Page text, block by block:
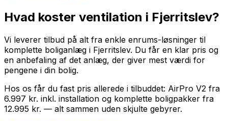
Hvad koster ventilation i Fjerritslev?
Vi leverer tilbud på alt fra enkle enrums-løsninger til
komplette boliganlæg i Fjerritslev. Du får en klar pris og
en anbefaling af det anlæg, der giver mest værdi for
pengene i din bolig.
Hos os får du fast pris allerede i tilbuddet: AirPro V2 fra
6.997 kr. inkl. installation og komplette boligpakker fra
12.995 kr. — alt sammen uden skjulte gebyrer.